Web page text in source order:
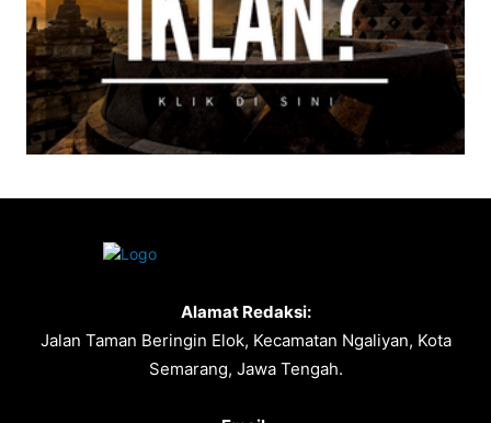
Alamat Redaksi:
Jalan Taman Beringin Elok, Kecamatan Ngaliyan, Kota
Semarang, Jawa Tengah.